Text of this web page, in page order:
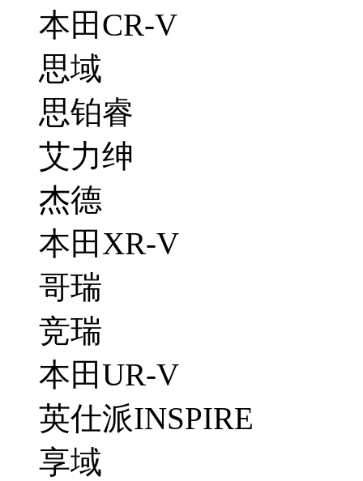
本田CR-V
思域
思铂睿
艾力绅
杰德
本田XR-V
哥瑞
竞瑞
本田UR-V
英仕派INSPIRE
享域